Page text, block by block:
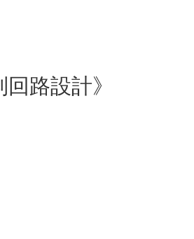
路設計》